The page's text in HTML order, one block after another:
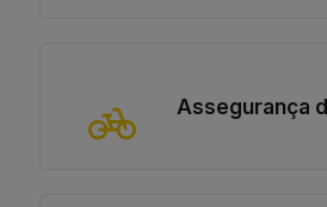
Assegurança